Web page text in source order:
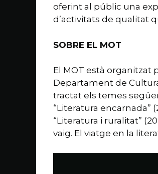
oferint al públic una
d’activitats de qualitat
SOBRE EL MOT
El MOT està organitzat
Departament de
tractat els temes
“Literatura encarnada”
“Literatura i ruralitat”
vaig. El viatge en la